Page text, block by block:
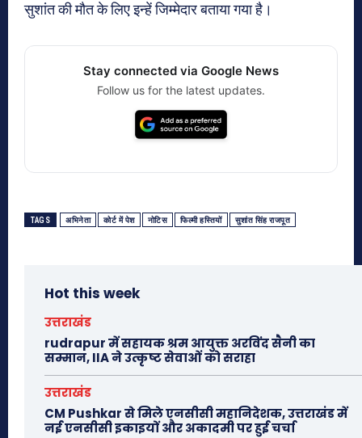
सुशांत की मौत के लिए इन्हें जिम्मेदार बताया गया है।
Stay connected via Google News
Follow us for the latest updates.
TAGS अभिनेता कोर्ट में पेश नोटिस फिल्मी हस्तियों सुशांत सिंह राजपूत
Hot this week
उत्तराखंड
rudrapur में सहायक श्रम आयुक्त अरविंद सैनी का
सम्मान, IIA ने उत्कृष्ट सेवाओं को सराहा
उत्तराखंड
CM Pushkar से मिले एनसीसी महानिदेशक, उत्तराखंड में
नई एनसीसी इकाइयों और अकादमी पर हुई चर्चा